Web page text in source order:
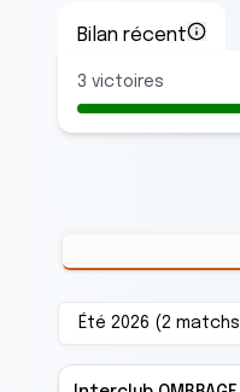
Bilan récent
3 victoires
Été 2026 (2 matchs